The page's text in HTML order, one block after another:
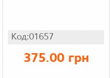
Код:01657
375.00 грн